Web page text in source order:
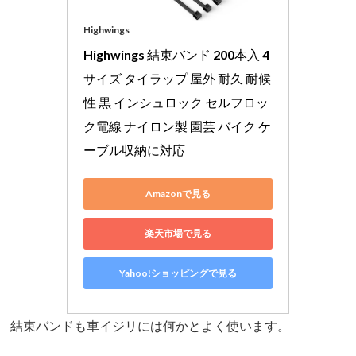
Highwings
Highwings 結束バンド 200本入 4
サイズ タイラップ 屋外 耐久 耐候
性 黒 インシュロック セルフロッ
ク電線 ナイロン製 園芸 バイク ケ
ーブル収納に対応
Amazonで見る
楽天市場で見る
Yahoo!ショッピングで見る
結束バンドも車イジリには何かとよく使います。